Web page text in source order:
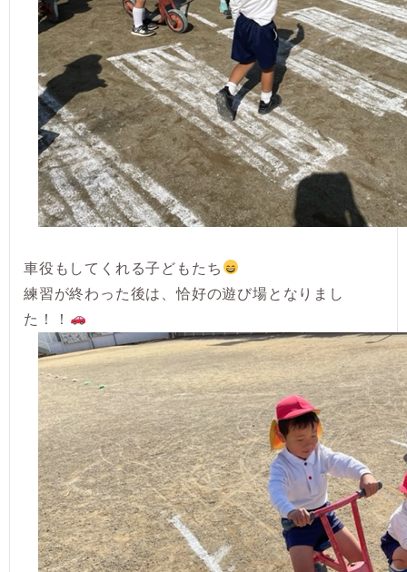
車役もしてくれる子どもたち
練習が終わった後は、恰好の遊び場となりまし
た！！